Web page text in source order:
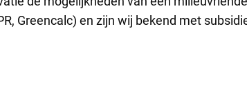
Greencalc) en zijn wij bekend met